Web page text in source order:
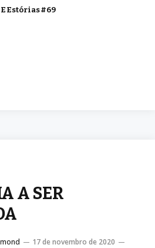
Estórias #69
A SER
17 de novembro de 2020